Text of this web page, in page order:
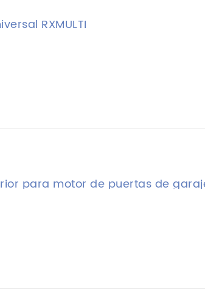
RXMULTI
para motor de puertas de